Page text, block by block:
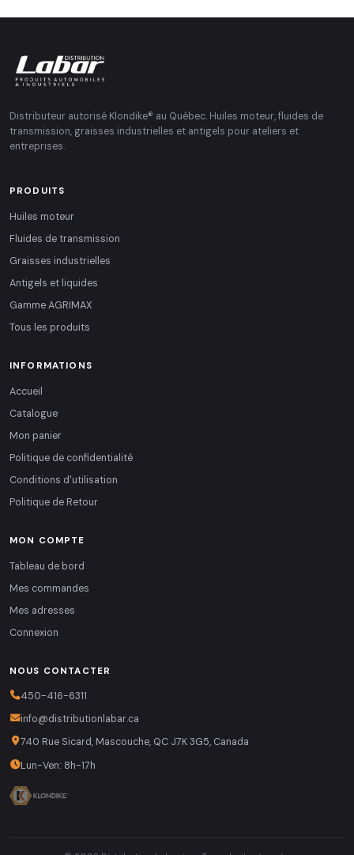
Distributeur autorisé Klondike® au Québec. Huiles moteur, fluides de
transmission, graisses industrielles et antigels pour ateliers et
entreprises.
PRODUITS
Huiles moteur
Fluides de transmission
Graisses industrielles
Antigels et liquides
Gamme AGRIMAX
Tous les produits
INFORMATIONS
Accueil
Catalogue
Mon panier
Politique de confidentialité
Conditions d'utilisation
Politique de Retour
MON COMPTE
Tableau de bord
Mes commandes
Mes adresses
Connexion
NOUS CONTACTER
450-416-6311
info@distributionlabar.ca
740 Rue Sicard, Mascouche, QC J7K 3G5, Canada
Lun-Ven: 8h-17h